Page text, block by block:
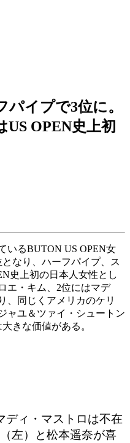
イプで3位に。
US OPEN史上初
いるBUTON US OPEN女
なり、ハーフパイプ、ス
史上初の日本人女性とし
エ・キム、2位にはマデ
、同じくアメリカのケリ
ャユ＆ツァイ・シュートン
きな価値がある。
ディ・マストロは不在
左）と松本遥奈が喜